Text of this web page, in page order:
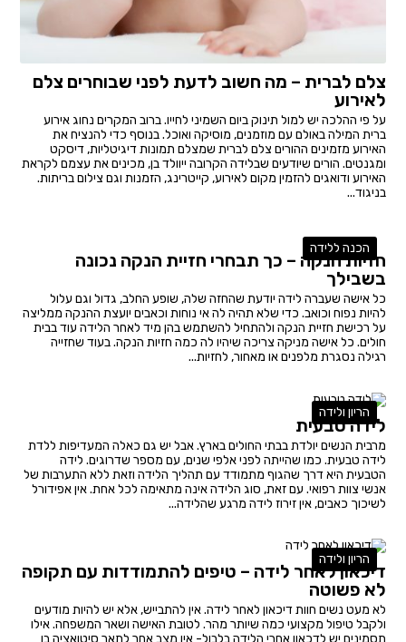
צלם לברית – מה חשוב לדעת לפני שבוחרים צלם
לאירוע
על פי ההלכה יש למול תינוק ביום השמיני לחייו. ברוב המקרים נחוג אירוע
ברית המילה באולם עם מוזמנים, מוסיקה ואוכל. בנוסף כדי להנציח את
האירוע מזמינים ההורים צלם לברית שמצלם תמונות דיגיטליות, דיסקט
ומגנטים. הורים שיודעים שבלידה הקרובה ייוולד בן, מכינים את עצמם לקראת
האירוע ודואגים להזמין מקום לאירוע, קייטרינג, הזמנות וגם צילום בריתות.
בניגוד...
הכנה ללידה
חזיות הנקה – כך תבחרי חזיית הנקה נכונה
בשבילך
כל אישה שעברה לידה יודעת שהחזה שלה, שופע החלב, גדול וגם עלול
להיות נפוח וכואב. כדי שלא תהיה לה אי נוחות וכאבים יועצת ההנקה ממליצה
על רכישת חזיית הנקה ולהתחיל להשתמש בהן מיד לאחר הלידה עוד בבית
חולים. כל אישה מניקה צריכה שיהיו לה כמה חזיות הנקה. בעוד שחזייה
רגילה נסגרת מלפנים או מאחור, לחזיות...
הריון ולידה
לידה טבעית
מרבית הנשים יולדת בבתי החולים בארץ. אבל יש גם כאלה המעדיפות ללדת
לידה טבעית. כמו שהייתה לפני אלפי שנים, עם מספר שדרוגים. לידה
הטבעית היא דרך שהגוף מתמודד עם תהליך הלידה וזאת ללא התערבות של
אנשי צוות רפואי. עם זאת, סוג הלידה אינה מתאימה לכל אחת. אין אפידורל
לשיכוך כאבים, אין זירוז לידה מרגע שהלידה...
הריון ולידה
דיכאון לאחר לידה – טיפים להתמודדות עם תקופה
לא פשוטה
לא מעט נשים חוות דיכאון לאחר לידה. אין להתבייש, אלא יש להיות מודעים
ולקבל טיפול מקצועי כמה שיותר מהר. לטובת האישה ושאר המשפחה. אילו